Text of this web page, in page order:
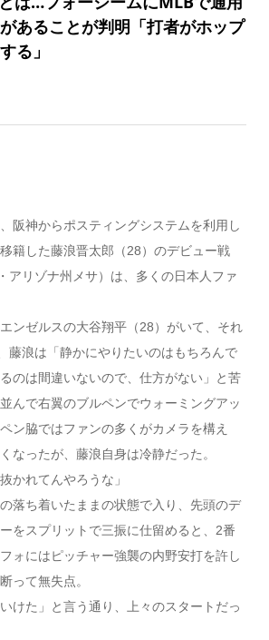
あることが判明「打者がホップ
る」
阪神からポスティングシステムを利用し
籍した藤浪晋太郎（28）のデビュー戦
アリゾナ州メサ）は、多くの日本人ファ
ンゼルスの大谷翔平（28）がいて、それ
藤浪は「静かにやりたいのはもちろんで
のは間違いないので、仕方がない」と苦
んで右翼のブルペンでウォーミングアッ
ン脇ではファンの多くがカメラを構え
なったが、藤浪自身は冷静だった。
かれてんやろうな」
落ち着いたままの状態で入り、先頭のデ
をスプリットで三振に仕留めると、2番
ォにはピッチャー強襲の内野安打を許し
って無失点。
けた」と言う通り、上々のスタートだっ